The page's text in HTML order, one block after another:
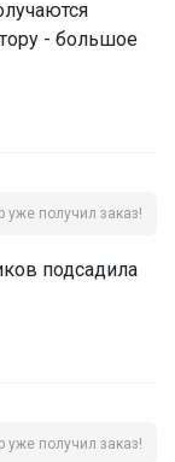
- большое
уже получил заказ!
подсадила
уже получил заказ!